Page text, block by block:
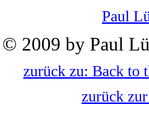
Paul
© 2009 by Paul
zurück zu: Back to
zurück